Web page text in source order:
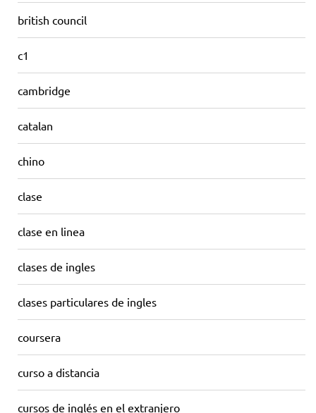
british council
c1
cambridge
catalan
chino
clase
clase en linea
clases de ingles
clases particulares de ingles
coursera
curso a distancia
cursos de inglés en el extranjero